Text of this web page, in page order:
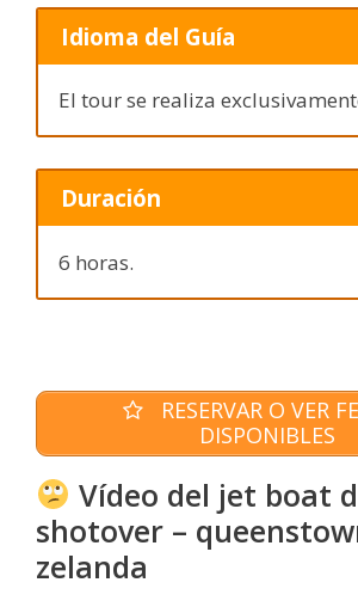
Idioma del Guía
El tour se realiza
Duración
6 horas.
RESERVAR O VER
DISPONIBLES
Vídeo del jet boat
shotover –
zelanda